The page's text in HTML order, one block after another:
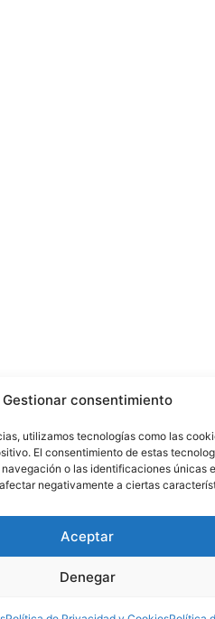
Gestionar consentimiento
utilizamos tecnologías como las
El consentimiento de estas
o las identificaciones únicas
negativamente a ciertas
Aceptar
Denegar